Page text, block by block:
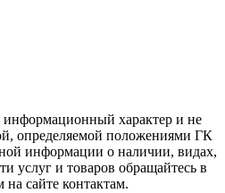
характер и не
определяемой положениями ГК
информации о наличии, видах,
услуг и товаров обращайтесь в
сайте контактам.